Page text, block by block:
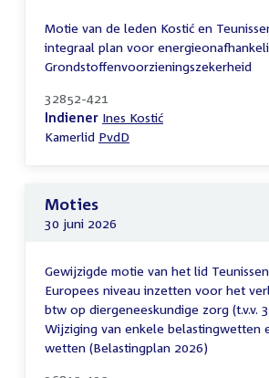
Motie van de leden Kostić en
integraal plan voor
Grondstoffenvoorzieningszekerheid
32852-421
Indiener Ines Kostić
Kamerlid PvdD
Moties
30 juni 2026
Gewijzigde motie van het lid
Europees niveau inzetten voor het
btw op diergeneeskundige zorg (t.v.v.
Wijziging van enkele belastingwetten
wetten (Belastingplan 2026)